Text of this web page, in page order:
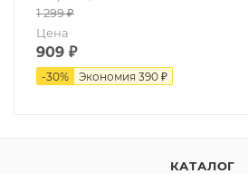
1 299₽
Цена
909 ₽
-30% Экономия 390 ₽
КАТАЛОГ